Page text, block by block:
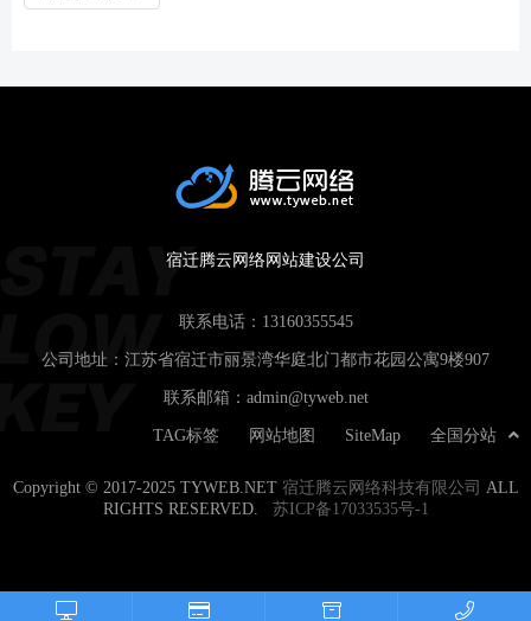
宿迁腾云网络网站建设公司
联系电话： 13160355545
公司地址：江苏省宿迁市丽景湾华庭北门都市花园公寓9楼907
联系邮箱： admin@tyweb.net
全国分站
SiteMap
网站地图
TAG标签
Copyright © 2017-2025 TYWEB.NET 宿迁腾云网络科技有限公司 ALL
RIGHTS RESERVED. 苏ICP备17033535号-1